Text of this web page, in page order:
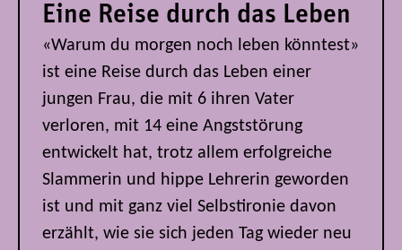
Eine Reise durch das Leben
«Warum du morgen noch leben könntest»
ist eine Reise durch das Leben einer
jungen Frau, die mit 6 ihren Vater
verloren, mit 14 eine Angststörung
entwickelt hat, trotz allem erfolgreiche
Slammerin und hippe Lehrerin geworden
ist und mit ganz viel Selbstironie davon
erzählt, wie sie sich jeden Tag wieder neu